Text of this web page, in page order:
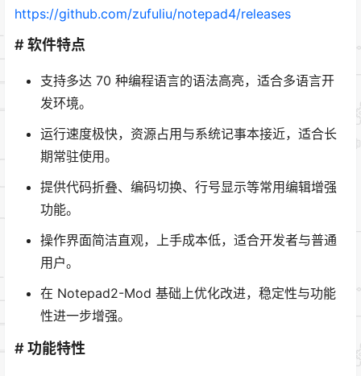
https://github.com/zufuliu/notepad4/releases
# 软件特点
支持多达 70 种编程语言的语法高亮，适合多语言开
发环境。
运行速度极快，资源占用与系统记事本接近，适合长
期常驻使用。
提供代码折叠、编码切换、行号显示等常用编辑增强
功能。
操作界面简洁直观，上手成本低，适合开发者与普通
用户。
在 Notepad2-Mod 基础上优化改进，稳定性与功能
性进一步增强。
# 功能特性